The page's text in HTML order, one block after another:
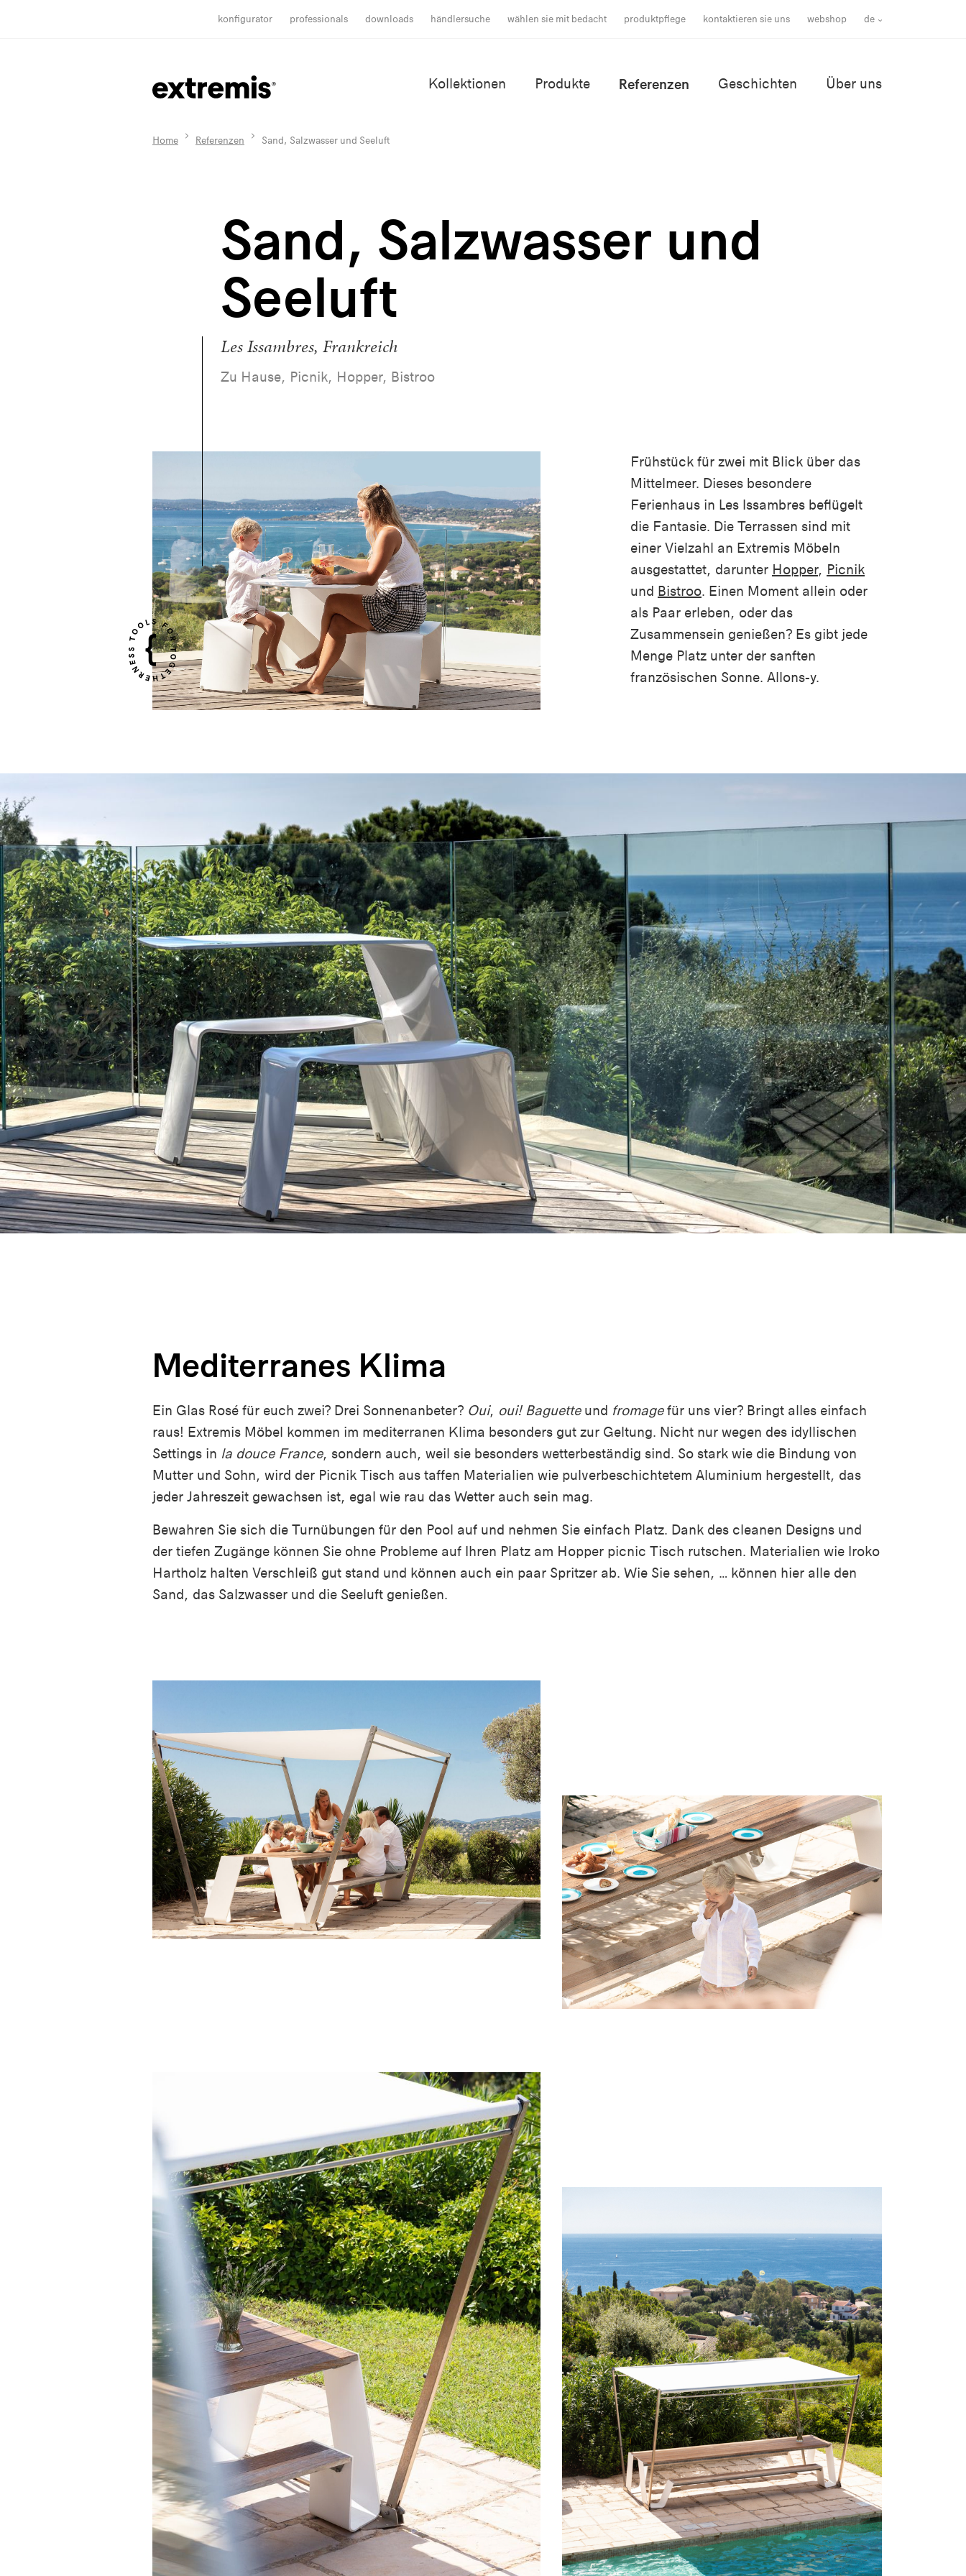
konfigurator professionals downloads händlersuche wählen sie mit bedacht produktpflege kontaktieren sie uns webshop de
Kollektionen Produkte Referenzen Geschichten Über uns
Home Referenzen Sand, Salzwasser und Seeluft
Sand, Salzwasser und
Seeluft
Les Issambres, Frankreich
Zu Hause, Picnik, Hopper, Bistroo
Frühstück für zwei mit Blick über das
Mittelmeer. Dieses besondere
Ferienhaus in Les Issambres beflügelt
die Fantasie. Die Terrassen sind mit
einer Vielzahl an Extremis Möbeln
ausgestattet, darunter Hopper, Picnik
und Bistroo. Einen Moment allein oder
als Paar erleben, oder das
Zusammensein genießen? Es gibt jede
Menge Platz unter der sanften
französischen Sonne. Allons-y.
Mediterranes Klima
Ein Glas Rosé für euch zwei? Drei Sonnenanbeter? Oui, oui! Baguette und fromagefür uns vier? Bringt alles einfach
raus! Extremis Möbel kommen im mediterranen Klima besonders gut zur Geltung. Nicht nur wegen des idyllischen
Settings in la douce France, sondern auch, weil sie besonders wetterbeständig sind. So stark wie die Bindung von
Mutter und Sohn, wird der Picnik Tisch aus taffen Materialien wie pulverbeschichtetem Aluminium hergestellt, das
jeder Jahreszeit gewachsen ist, egal wie rau das Wetter auch sein mag.
Bewahren Sie sich die Turnübungen für den Pool auf und nehmen Sie einfach Platz. Dank des cleanen Designs und
der tiefen Zugänge können Sie ohne Probleme auf Ihren Platz am Hopper picnic Tisch rutschen. Materialien wie Iroko
Hartholz halten Verschleiß gut stand und können auch ein paar Spritzer ab. Wie Sie sehen, … können hier alle den
Sand, das Salzwasser und die Seeluft genießen.